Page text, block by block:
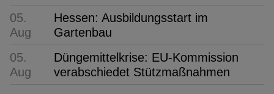
05.
Aug
Hessen: Ausbildungsstart im
Gartenbau
05.
Aug
Düngemittelkrise: EU-Kommission
verabschiedet Stützmaßnahmen